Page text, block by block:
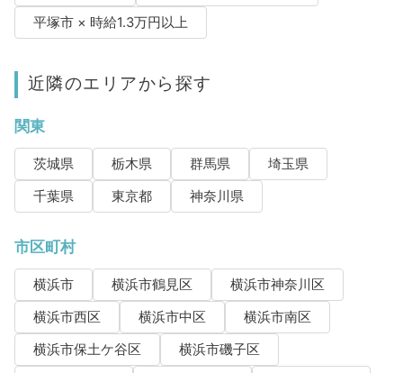
平塚市 × 時給1.3万円以上
近隣のエリアから探す
関東
茨城県 栃木県 群馬県
埼玉県
千葉県
東京都 神奈川県
市区町村
横浜市 横浜市鶴見区
横浜市神奈川区
横浜市西区
横浜市中区
横浜市南区
横浜市保土ケ谷区
横浜市磯子区